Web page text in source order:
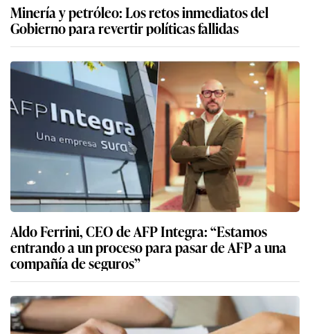
Minería y petróleo: Los retos inmediatos del
Gobierno para revertir políticas fallidas
Aldo Ferrini, CEO de AFP Integra: “Estamos
entrando a un proceso para pasar de AFP a una
compañía de seguros”